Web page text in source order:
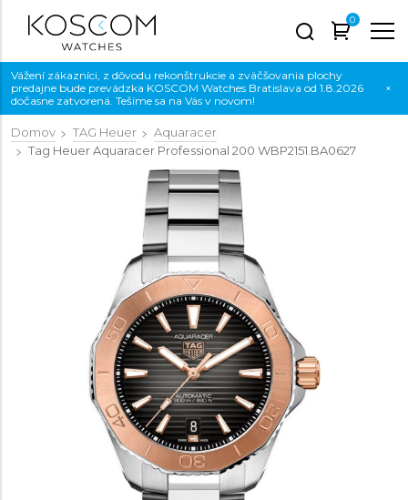
0
Vážení zákazníci, z dôvodu rekonštrukcie a zväčšovania plochy
predajne bude prevádzka KOSCOM Watches Bratislava od 1.8.2026
dočasne zatvorená. Tešíme sa na Vás v novom!
×
Domov TAG Heuer
Aquaracer
Tag Heuer Aquaracer Professional 200 WBP2151.BA0627